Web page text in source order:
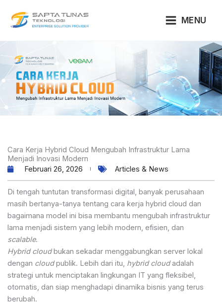
konten
MENU
Cara Kerja Hybrid Cloud Mengubah Infrastruktur Lama
Menjadi Inovasi Modern
Februari 26, 2026
Articles & News
Di tengah tuntutan transformasi digital, banyak perusahaan
masih bertanya-tanya tentang cara kerja hybrid cloud dan
bagaimana model ini bisa membantu mengubah infrastruktur
lama menjadi sistem yang lebih modern, efisien, dan
scalable.
Hybrid cloudbukan sekadar menggabungkan server lokal
dengan cloudpublik. Lebih dari itu, hybrid cloudadalah
strategi untuk menciptakan lingkungan IT yang fleksibel,
otomatis, dan siap menghadapi dinamika bisnis yang terus
berubah.